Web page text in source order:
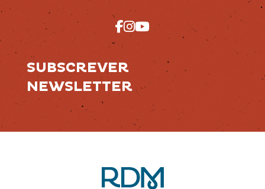
SUBSCREVER
NEWSLETTER